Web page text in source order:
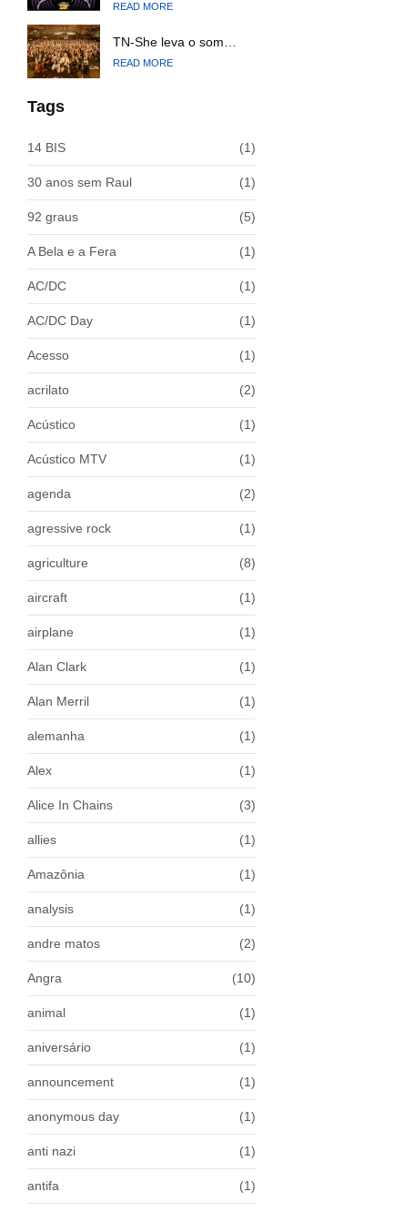
READ MORE
TN-She leva o som…
READ MORE
Tags
14 BIS (1)
30 anos sem Raul (1)
92 graus (5)
A Bela e a Fera (1)
AC/DC (1)
AC/DC Day (1)
Acesso (1)
acrilato (2)
Acústico (1)
Acústico MTV (1)
agenda (2)
agressive rock (1)
agriculture (8)
aircraft (1)
airplane (1)
Alan Clark (1)
Alan Merril (1)
alemanha (1)
Alex (1)
Alice In Chains (3)
allies (1)
Amazônia (1)
analysis (1)
andre matos (2)
Angra (10)
animal (1)
aniversário (1)
announcement (1)
anonymous day (1)
anti nazi (1)
antifa (1)